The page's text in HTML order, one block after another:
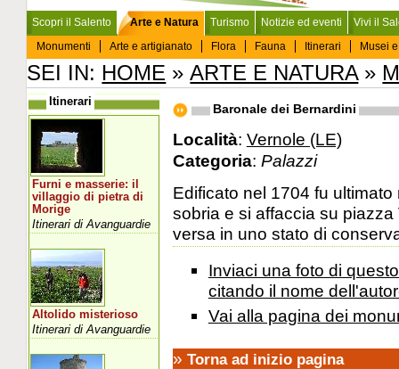
Scopri il Salento
Arte e Natura
Monumenti
Arte e artigianato Flora Fauna Itinerari Musei
Turismo Notizie ed eventi Vivi il
SEI IN: HOME »ARTE E NATURA»
Baronale dei Bernardini
Località: Vernole (LE)
Categoria: Palazzi
Edificato nel 1704 fu
sobria e si affaccia su
versa in uno stato di
Inviaci una foto di
citando il nome
Vai alla pagina dei
» Torna ad inizio pagina
Itinerari
Furni e masserie: il
villaggio di pietra di
Morige
Itinerari di Avanguardie
Altolido misterioso
Itinerari di Avanguardie